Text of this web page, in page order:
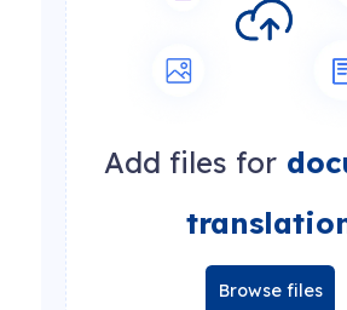
Add files for
Browse files